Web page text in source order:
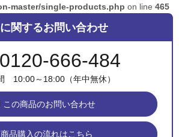
master/single-products.php on line 465
関するお問い合わせ
0120-666-484
10:00～18:00（年中無休）
この商品のお問い合わせ
商品購入の流れはこちら